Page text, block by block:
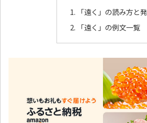
「遠く」の読み方と
「遠く」の例文一覧